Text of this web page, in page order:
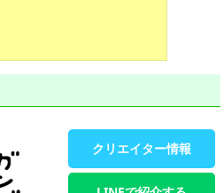
クリエイター情報